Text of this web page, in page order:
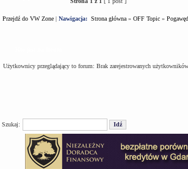
Przejdź do VW Zone | Nawigacja: Strona główna » OFF Topic »
Użytkownicy przeglądający to forum: Brak zarejestrowanych
Szukaj: